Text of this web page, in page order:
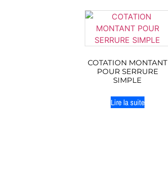
COTATION MONTANT
POUR SERRURE
SIMPLE
Lire la suite